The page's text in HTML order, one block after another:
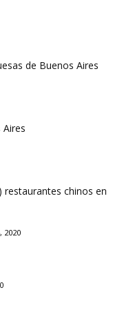
de Buenos Aires
Aires
chinos en
2020